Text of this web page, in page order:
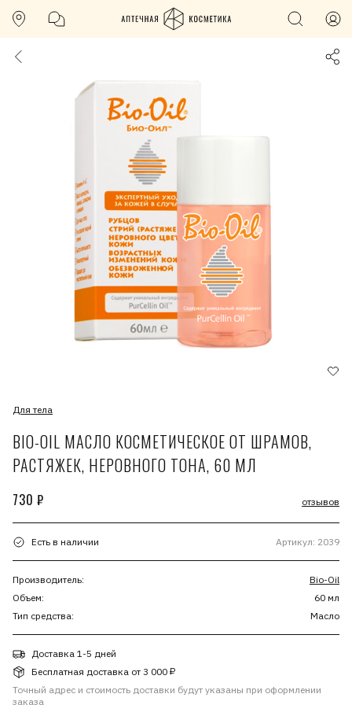
Для тела
BIO-OIL МАСЛО КОСМЕТИЧЕСКОЕ ОТ ШРАМОВ,
РАСТЯЖЕК, НЕРОВНОГО ТОНА, 60 МЛ
730 ₽ отзывов
Есть в наличии Артикул: 2039
Производитель:
Bio-Oil
Объем:
60 мл
Тип средства:
Масло
Доставка 1-5 дней
Бесплатная доставка от 3 000 ₽
Точный адрес и стоимость доставки будут указаны при оформлении
заказа